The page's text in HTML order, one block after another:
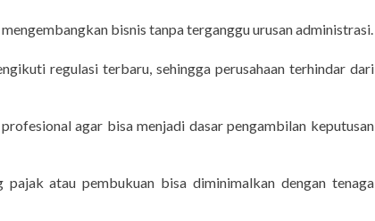
bisnis tanpa terganggu urusan administrasi.
regulasi terbaru, sehingga perusahaan terhindar dari
agar bisa menjadi dasar pengambilan keputusan
pajak atau pembukuan bisa diminimalkan dengan tenaga